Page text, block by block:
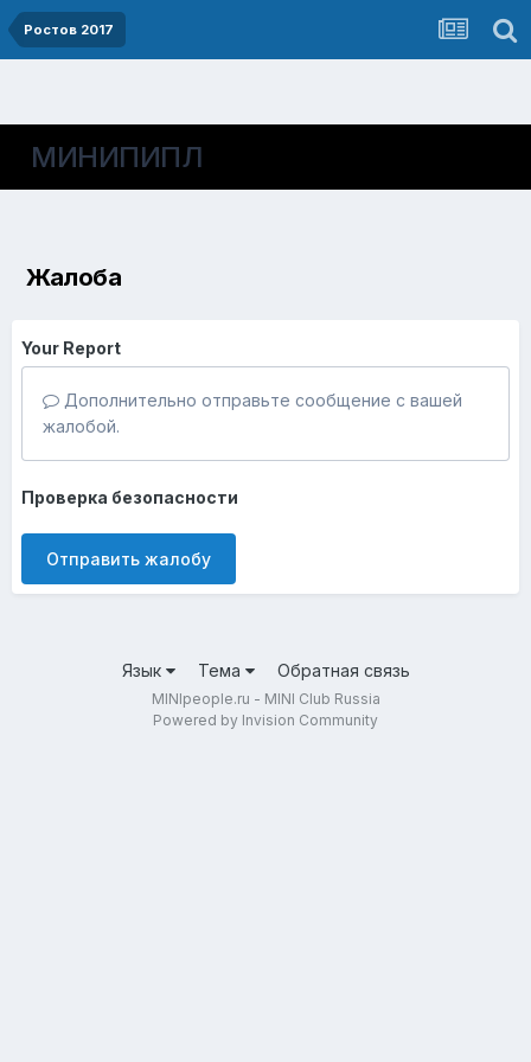
Ростов 2017
МИНИПИПЛ
Жалоба
Your Report
Дополнительно отправьте сообщение с вашей
жалобой.
Проверка безопасности
Отправить жалобу
Язык Тема Обратная связь
MINIpeople.ru - MINI Club Russia
Powered by Invision Community